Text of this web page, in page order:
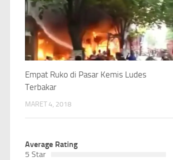
Empat Ruko di Pasar Kemis Ludes
Terbakar
MARET 4, 2018
Average Rating
5 Star